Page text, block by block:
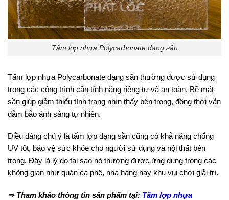
Tấm lợp nhựa Polycarbonate dạng sần
Tấm lợp nhựa Polycarbonate dạng sần thường được sử dụng
trong các công trình cần tính năng riêng tư và an toàn. Bề mặt
sần giúp giảm thiểu tình trạng nhìn thấy bên trong, đồng thời vẫn
đảm bảo ánh sáng tự nhiên.
Điều đáng chú ý là tấm lợp dạng sần cũng có khả năng chống
UV tốt, bảo vệ sức khỏe cho người sử dụng và nội thất bên
trong. Đây là lý do tại sao nó thường được ứng dụng trong các
không gian như quán cà phê, nhà hàng hay khu vui chơi giải trí.
⇒ Tham khảo thông tin sản phẩm tại: Tấm lợp nhựa